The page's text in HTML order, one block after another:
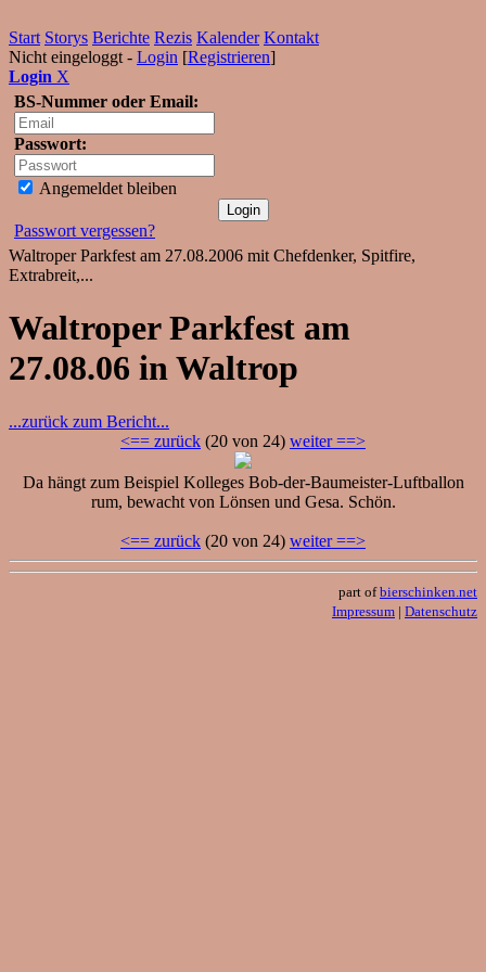
Start Storys Berichte Rezis Kalender Kontakt
Nicht eingeloggt - Login [Registrieren]
Login X
BS-Nummer oder Email:
Passwort:
Angemeldet bleiben
Passwort vergessen?
Waltroper Parkfest am 27.08.2006 mit Chefdenker, Spitfire,
Extrabreit,...
Waltroper Parkfest am
27.08.06 in Waltrop
...zurück zum Bericht...
<== zurück (20 von 24) weiter ==>
Da hängt zum Beispiel Kolleges Bob-der-Baumeister-Luftballon
rum, bewacht von Lönsen und Gesa. Schön.
<== zurück (20 von 24) weiter ==>
part ofbierschinken.net
Impressum | Datenschutz